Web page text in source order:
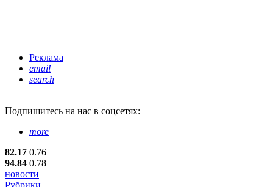
Реклама
email
search
Подпишитесь на нас в соцсетях:
more
82.17 0.76
94.84 0.78
новости
Рубрики